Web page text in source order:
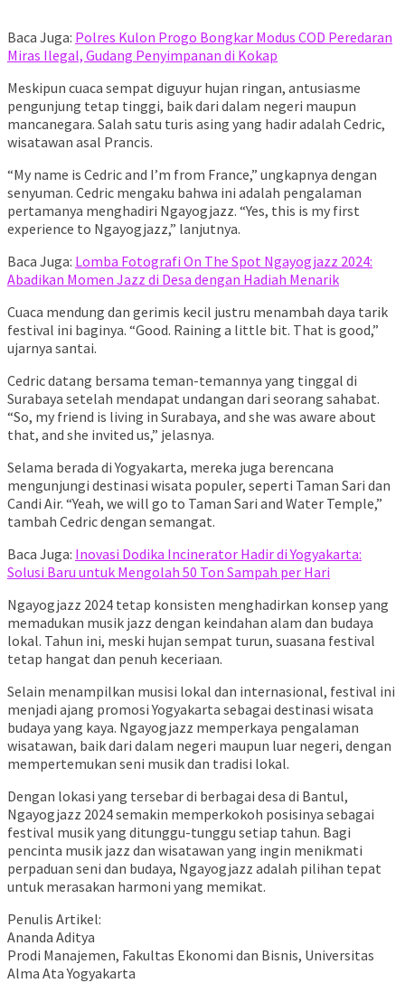
Baca Juga: Polres Kulon Progo Bongkar Modus COD Peredaran
Miras Ilegal, Gudang Penyimpanan di Kokap
Meskipun cuaca sempat diguyur hujan ringan, antusiasme
pengunjung tetap tinggi, baik dari dalam negeri maupun
mancanegara. Salah satu turis asing yang hadir adalah Cedric,
wisatawan asal Prancis.
“My name is Cedric and I’m from France,” ungkapnya dengan
senyuman. Cedric mengaku bahwa ini adalah pengalaman
pertamanya menghadiri Ngayogjazz. “Yes, this is my first
experience to Ngayogjazz,” lanjutnya.
Baca Juga: Lomba Fotografi On The Spot Ngayogjazz 2024:
Abadikan Momen Jazz di Desa dengan Hadiah Menarik
Cuaca mendung dan gerimis kecil justru menambah daya tarik
festival ini baginya. “Good. Raining a little bit. That is good,”
ujarnya santai.
Cedric datang bersama teman-temannya yang tinggal di
Surabaya setelah mendapat undangan dari seorang sahabat.
“So, my friend is living in Surabaya, and she was aware about
that, and she invited us,” jelasnya.
Selama berada di Yogyakarta, mereka juga berencana
mengunjungi destinasi wisata populer, seperti Taman Sari dan
Candi Air. “Yeah, we will go to Taman Sari and Water Temple,”
tambah Cedric dengan semangat.
Baca Juga: Inovasi Dodika Incinerator Hadir di Yogyakarta:
Solusi Baru untuk Mengolah 50 Ton Sampah per Hari
Ngayogjazz 2024 tetap konsisten menghadirkan konsep yang
memadukan musik jazz dengan keindahan alam dan budaya
lokal. Tahun ini, meski hujan sempat turun, suasana festival
tetap hangat dan penuh keceriaan.
Selain menampilkan musisi lokal dan internasional, festival ini
menjadi ajang promosi Yogyakarta sebagai destinasi wisata
budaya yang kaya. Ngayogjazz memperkaya pengalaman
wisatawan, baik dari dalam negeri maupun luar negeri, dengan
mempertemukan seni musik dan tradisi lokal.
Dengan lokasi yang tersebar di berbagai desa di Bantul,
Ngayogjazz 2024 semakin memperkokoh posisinya sebagai
festival musik yang ditunggu-tunggu setiap tahun. Bagi
pencinta musik jazz dan wisatawan yang ingin menikmati
perpaduan seni dan budaya, Ngayogjazz adalah pilihan tepat
untuk merasakan harmoni yang memikat.
Penulis Artikel:
Ananda Aditya
Prodi Manajemen, Fakultas Ekonomi dan Bisnis, Universitas
Alma Ata Yogyakarta